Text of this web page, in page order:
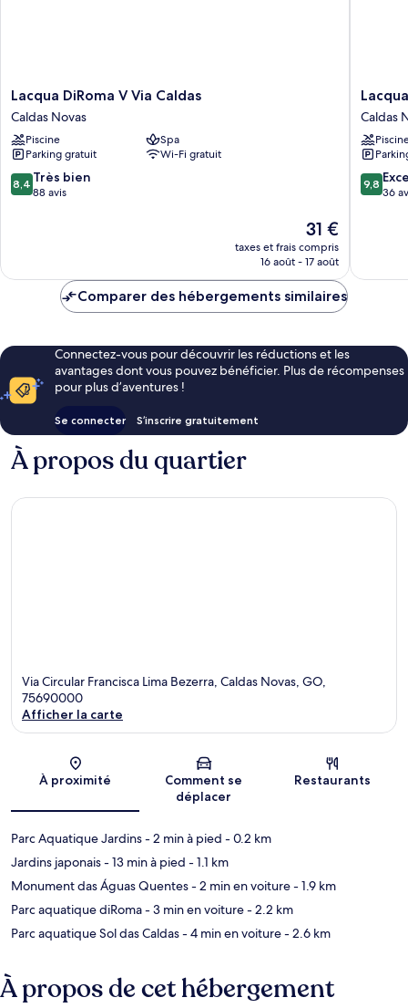
Lacqua
DiRoma
V
Via
Caldas
Caldas
Novas
Lacqua DiRoma V Via Caldas
Caldas Novas
Piscine
Spa
Parking gratuit
Wi-Fi gratuit
8.4
sur
8,4 Très bien
88 avis
Le
nouveau
prix
de
31 €
taxes et frais compris
16 août - 17 août
Lacqua
diRoma
RM
Caldas
Novas
Caldas
9.8
sur
9,8
36
Comparer des hébergements similaires
Connectez-vous pour découvrir les réductions et les
avantages dont vous pouvez bénéficier. Plus de récompenses
pour plus d’aventures !
Se connecter S’inscrire gratuitement
À propos du quartier
Via Circular Francisca Lima Bezerra, Caldas Novas, GO,
75690000
Afficher la carte
À proximité
Comment se
déplacer
Restaurants
Parc Aquatique Jardins- 2 min à pied - 0.2 km
Jardins japonais- 13 min à pied - 1.1 km
Monument das Águas Quentes- 2 min en voiture- 1.9 km
Parc aquatique diRoma- 3 min en voiture- 2.2 km
Parc aquatique Sol das Caldas- 4 min en voiture- 2.6 km
À propos de cet hébergement